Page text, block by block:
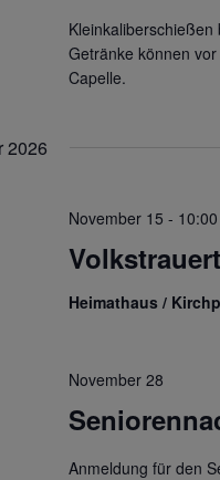
Kleinkaliberschießen
Getränke können
Capelle.
2026
November 15 - 10:00
Heimathaus /
November 28
Anmeldung für den